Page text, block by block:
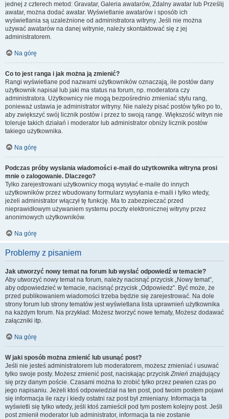
jednej z czterech metod: Gravatar, Galeria awatarów, Zdalny awatar lub Prześlij
awatar, można dodać awatar. Wyświetlanie awatarów i sposób ich
wyświetlania są uzależnione od administratora witryny. Jeśli nie można
używać awatarów na danej witrynie, należy skontaktować się z jej
administratorem.
Na górę
Co to jest ranga i jak można ją zmienić?
Rangi wyświetlane pod nazwami użytkowników oznaczają, ile postów dany
użytkownik napisał lub jaki ma status na forum, np. moderatora czy
administratora. Użytkownicy nie mogą bezpośrednio zmieniać stylu rang,
ponieważ ustawia je administrator witryny. Nie należy pisać postów tylko po to,
aby zwiększyć swój licznik postów i przez to swoją rangę. Większość witryn nie
toleruje takich działań i moderator lub administrator obniży licznik postów
takiego użytkownika.
Na górę
Podczas próby wysłania wiadomości e-mail do użytkownika witryna prosi
mnie o zalogowanie. Dlaczego?
Tylko zarejestrowani użytkownicy mogą wysyłać e-maile do innych
użytkowników przez wbudowany formularz wysyłania e-maili i tylko wtedy,
jeżeli administrator włączył tę funkcję. Ma to zabezpieczać przed
nieprawidłowym używaniem systemu poczty elektronicznej witryny przez
anonimowych użytkowników.
Na górę
Problemy z pisaniem
Jak utworzyć nowy temat na forum lub wysłać odpowiedź w temacie?
Aby utworzyć nowy temat na forum, należy nacisnąć przycisk „Nowy temat”,
aby odpowiedzieć w temacie, nacisnąć przycisk „Odpowiedz”. Być może, że
przed publikowaniem wiadomości trzeba będzie się zarejestrować. Na dole
strony forum lub strony tematów jest wyświetlana lista uprawnień użytkownika
na każdym forum. Na przykład: Możesz tworzyć nowe tematy, Możesz dodawać
załączniki itp.
Na górę
W jaki sposób można zmienić lub usunąć post?
Jeśli nie jesteś administratorem lub moderatorem, możesz zmieniać i usuwać
tylko swoje posty. Możesz zmienić post, naciskając przyciskZmień znajdujący
się przy danym poście. Czasami można to zrobić tylko przez pewien czas po
jego napisaniu. Jeżeli ktoś odpowiedział na ten post, pod twoim postem pojawi
się informacja ile razy i kiedy ostatni raz post był zmieniany. Informacja ta
wyświetli się tylko wtedy, jeśli ktoś zamieścił pod tym postem kolejny post. Jeśli
post zmienił moderator lub administrator, informacja ta nie zostanie